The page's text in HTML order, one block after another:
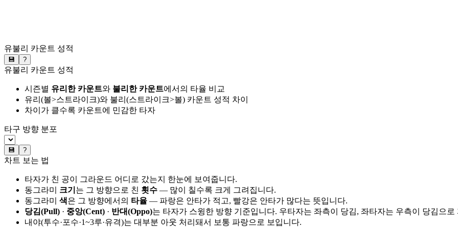
유불리 카운트 성적
💾 ?
유불리 카운트 성적
시즌별 유리한 카운트와 불리한 카운트에서의 타율 비교
유리(볼>스트라이크)와 불리(스트라이크>볼) 카운트 성적 차이
차이가 클수록 카운트에 민감한 타자
타구 방향 분포
💾 ?
차트 보는 법
타자가 친 공이 그라운드 어디로 갔는지 한눈에 보여줍니다.
동그라미 크기 는 그 방향으로 친 횟수 — 많이 칠수록 크게 그려집니다.
동그라미 색은 그 방향에서의 타율 — 파랑은 안타가 적고, 빨강은 안타가 많다는 뜻입니다.
당김(Pull) · 중앙(Cent) · 반대(Oppo)는 타자가 스윙한 방향 기준입니다. 우타자는 좌측이 당김, 좌타자는 우측이 당김으로
내야(투수·포수·1~3루·유격)는 대부분 아웃 처리돼서 보통 파랑으로 보입니다.